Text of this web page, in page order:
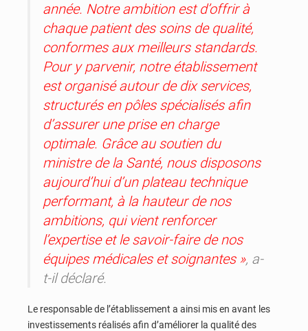
année. Notre ambition est d’offrir à
chaque patient des soins de qualité,
conformes aux meilleurs standards.
Pour y parvenir, notre établissement
est organisé autour de dix services,
structurés en pôles spécialisés afin
d’assurer une prise en charge
optimale. Grâce au soutien du
ministre de la Santé, nous disposons
aujourd’hui d’un plateau technique
performant, à la hauteur de nos
ambitions, qui vient renforcer
l’expertise et le savoir-faire de nos
équipes médicales et soignantes », a-
t-il déclaré.
Le responsable de l’établissement a ainsi mis en avant les
investissements réalisés afin d’améliorer la qualité des